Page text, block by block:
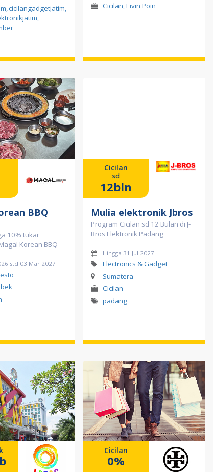
,cicilangadgetjatim,
,
Cicilan, Livin'Poin
BBQ
10% tukar
Korean BBQ
s.d 03 Mar 2027
Cicilan
sd
12bln
Mulia elektronik Jbros
Program Cicilan sd 12 Bulan di J-
Bros Elektronik Padang
Hingga 31 Jul 2027
Electronics & Gadget
Sumatera
Cicilan
padang
Cicilan
0%